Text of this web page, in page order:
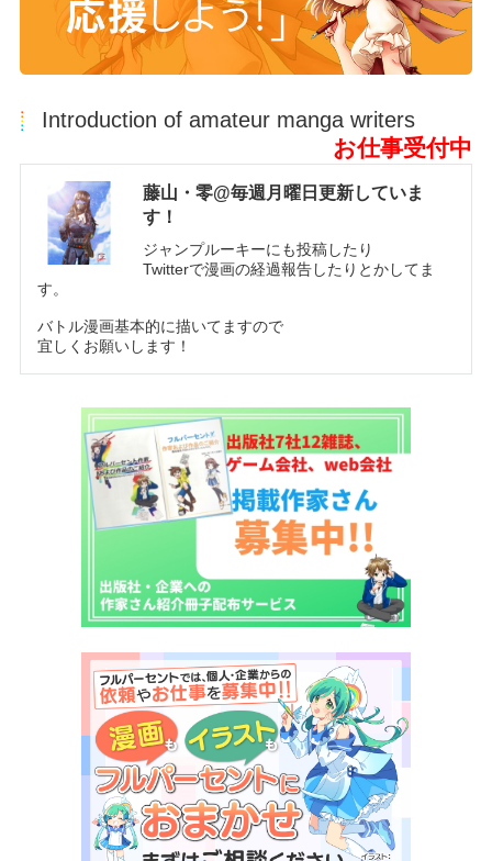
Introduction of amateur manga writers
お仕事受付中
藤山・零@毎週月曜日更新していま
す！
ジャンプルーキーにも投稿したり
Twitterで漫画の経過報告したりとかしてま
す。
バトル漫画基本的に描いてますので
宜しくお願いします！